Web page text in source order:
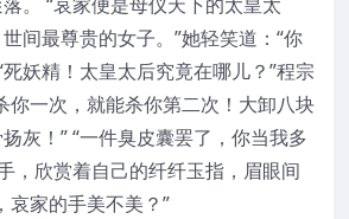
间最尊贵的女子。”她轻笑道：“你
妖精！太皇太后究竟在哪儿？”程宗
你一次，就能杀你第二次！大卸八块
灰！” “一件臭皮囊罢了，你当我多
，欣赏着自己的纤纤玉指，眉眼间
哀家的手美不美？”